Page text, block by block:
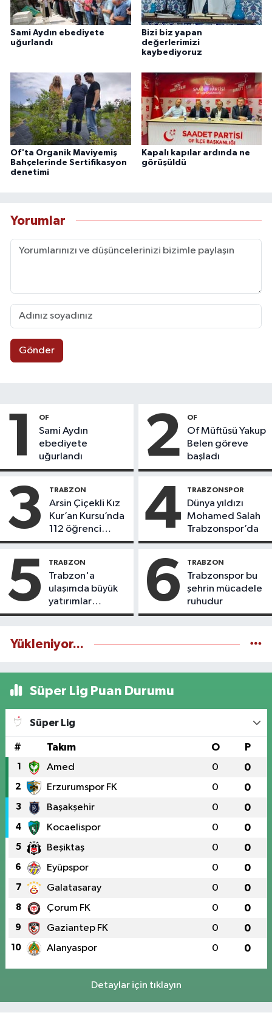
Sami Aydın ebediyete
uğurlandı
Bizi biz yapan
değerlerimizi
kaybediyoruz
Of'ta Organik Maviyemiş
Bahçelerinde Sertifikasyon
denetimi
Kapalı kapılar ardında ne
görüşüldü
Yorumlar
Gönder
1 OF
Sami Aydın
ebediyete
uğurlandı
2 OF
Of Müftüsü Yakup
Belen göreve
başladı
3 TRABZON
Arsin Çiçekli Kız
Kur’an Kursu’nda
112 öğrenci
icazet aldı
4 TRABZONSPOR
Dünya yıldızı
Mohamed Salah
Trabzonspor’da
5 TRABZON
Trabzon'a
ulaşımda büyük
yatırımlar
yapılıyor
6 TRABZON
Trabzonspor bu
şehrin mücadele
ruhudur
Yükleniyor...
Süper Lig Puan Durumu
Süper Lig
# Takım O P
1 Amed 0 0
2 Erzurumspor FK 0 0
3 Başakşehir 0 0
4 Kocaelispor 0 0
5 Beşiktaş 0 0
6 Eyüpspor 0 0
7 Galatasaray 0 0
8 Çorum FK 0 0
9 Gaziantep FK 0 0
10 Alanyaspor 0 0
Detaylar için tıklayın